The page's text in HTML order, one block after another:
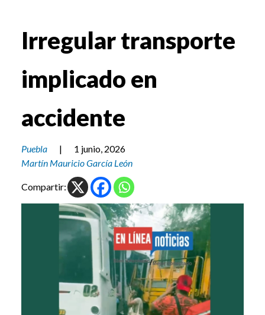
Irregular transporte
implicado en
accidente
Puebla |
1 junio, 2026
Martín Mauricio García León
Compartir: